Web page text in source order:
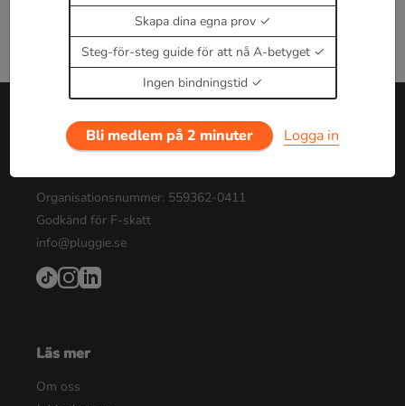
Skapa dina egna prov
Steg-för-steg guide för att nå A-betyget
Ingen bindningstid
Bli medlem på 2 minuter Logga in
Om oss
Organisationsnummer: 559362-0411
Godkänd för F-skatt
info@pluggie.se
Läs mer
Om oss